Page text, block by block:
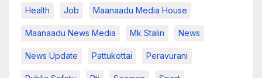
Health Job Maanaadu Media House
Maanaadu News Media Mk Stalin News
News Update Pattukottai Peravurani